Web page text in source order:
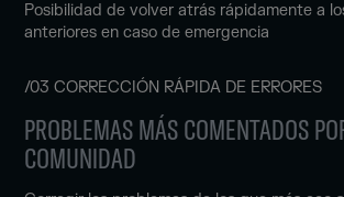
Posibilidad de volver atrás rápidamente a
anteriores en caso de emergencia
/03 CORRECCIÓN RÁPIDA DE ERRORES
PROBLEMAS MÁS COMENTADOS
COMUNIDAD